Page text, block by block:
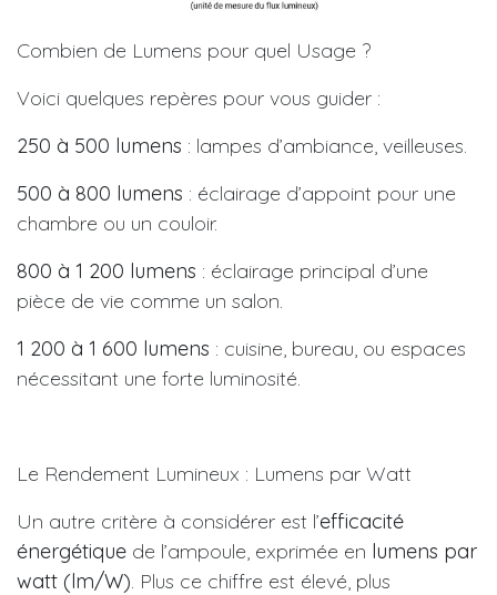
Combien de Lumens pour quel Usage ?
Voici quelques repères pour vous guider :
250 à 500 lumens : lampes d’ambiance, veilleuses.
500 à 800 lumens : éclairage d’appoint pour une
chambre ou un couloir.
800 à 1 200 lumens : éclairage principal d’une
pièce de vie comme un salon.
1 200 à 1 600 lumens : cuisine, bureau, ou espaces
nécessitant une forte luminosité.
Le Rendement Lumineux : Lumens par Watt
Un autre critère à considérer est l’efficacité
énergétique de l’ampoule, exprimée en lumens par
watt (lm/W) . Plus ce chiffre est élevé, plus